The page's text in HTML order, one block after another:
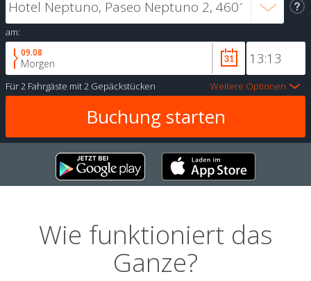
am:
09.08
Morgen
Für2 Fahrgäste mit2 Gepäckstücken Weitere Optionen
Wie funktioniert das
Ganze?